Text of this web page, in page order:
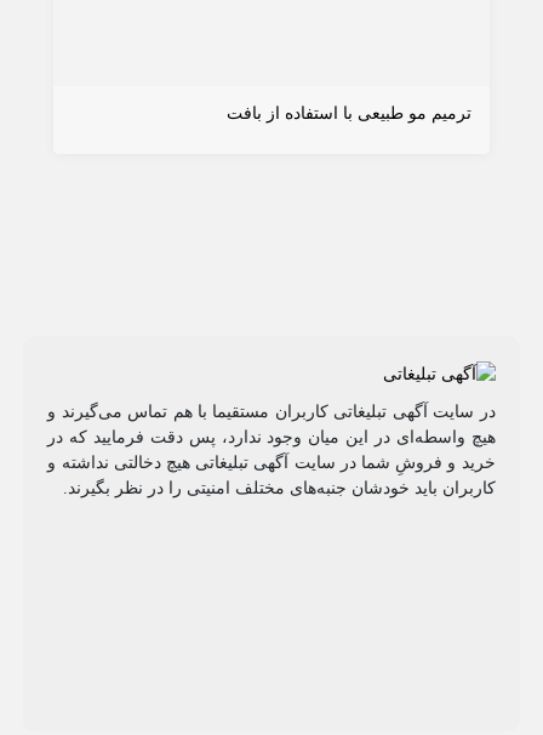
ترمیم مو طبیعی با استفاده از بافت
در سایت آگهی تبلیغاتی کاربران مستقیما با هم تماس می‌گیرند و
هیچ واسطه‌ای در این میان وجود ندارد، پس دقت فرمایید که در
خرید و فروشِ شما در سایت آگهی تبلیغاتی هیچ دخالتی نداشته و
کاربران باید خودشان جنبه‌های مختلف امنیتی را در نظر بگیرند.